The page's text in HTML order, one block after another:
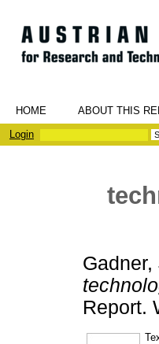
HOME ABOUT THIS
Login
Report.